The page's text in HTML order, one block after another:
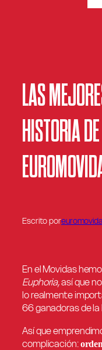
LAS
HISTORIA
Escrito por
En el Movidas
Euphoria,así que
lo realmente
66 ganadoras de
Así que
complicación: